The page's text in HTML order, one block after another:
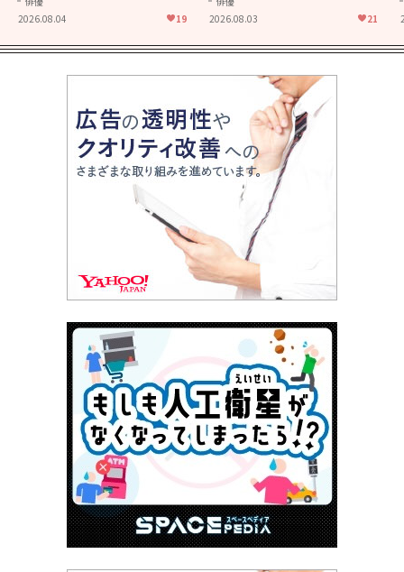
た映画「あの花が咲く丘で、
2026.08.04
19
食堂」にも通じる静かな芝居
2026.08.03
21